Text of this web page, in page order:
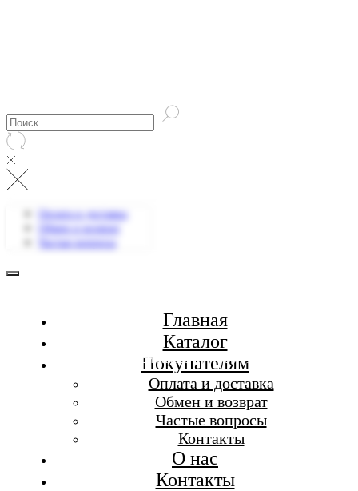
Бесплатная доставка при заказе от 7 000 р.
Оплата и доставка
Обмен и возврат
Частые вопросы
Главная
Каталог
Покупателям
Оплата и доставка
Обмен и возврат
Частые вопросы
Контакты
О нас
Контакты